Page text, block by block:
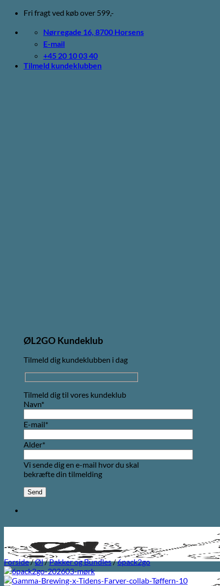
Fortsæt
indhold
Fri fragt ved køb over 599,-
Nørregade 16, 8700 Horsens
E-mail
+45 20 10 03 40
Tilmeld kundeklubben
ØL2GO Kundeklub
Tilmeld dig kundeklubben i dag
Tilmeld dig til vores kundeklub
Navn*
E-mail*
Alder*
Vi sende dig en e-mail hvor du skal
bekræfte din tilmelding
Forside/Øl/Pakker og Bundles/6pack2go